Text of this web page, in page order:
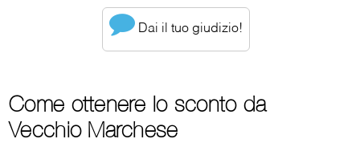
Dai il tuo giudizio!
Come ottenere lo sconto da
Vecchio Marchese